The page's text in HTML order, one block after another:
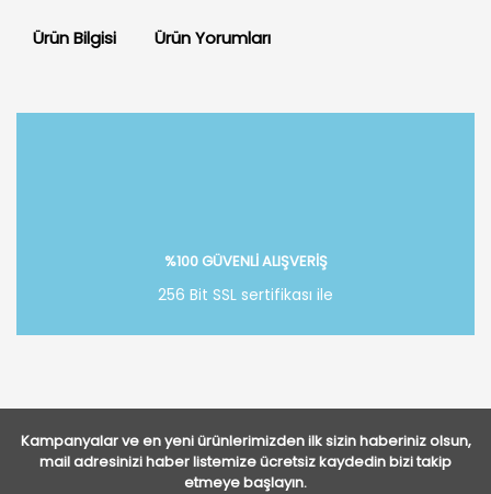
Ürün Bilgisi Ürün Yorumları
%100 GÜVENLİ ALIŞVERİŞ
256 Bit SSL sertifikası ile
Kampanyalar ve en yeni ürünlerimizden ilk sizin haberiniz olsun,
mail adresinizi haber listemize ücretsiz kaydedin bizi takip
etmeye başlayın.